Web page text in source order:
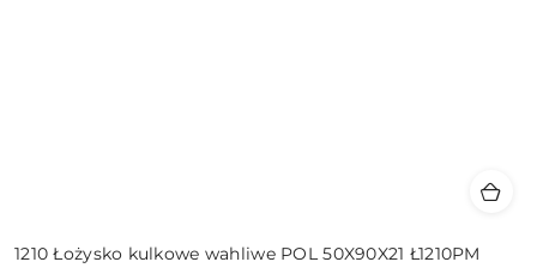
1210 Łożysko kulkowe wahliwe POL 50X90X21 Ł1210PM